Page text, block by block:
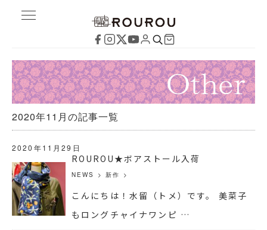
2020年11月の記事一覧
2020年11月29日
ROUROU★ボアストール入荷
NEWS >新作 >
こんにちは！水留（トメ）です。 美菜子
もロングチャイナワンピ …